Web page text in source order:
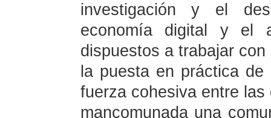
investigación y el
economía digital y el
dispuestos a trabajar
la puesta en práctica
fuerza cohesiva entre
mancomunada una